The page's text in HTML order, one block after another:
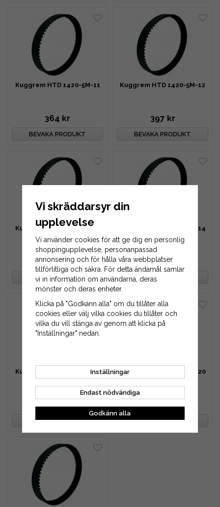
Kuggrem HTD 1420-5M-11
364 kr
BEVAKA PRODUKT
Kuggrem HTD 1420-5M-12
397 kr
BEVAKA PRODUKT
Kuggrem HTD 1420-5M-13
430 kr
BEVAKA PRODUKT
Kuggrem HTD 1420-5M-14
463 kr
BEVAKA PRODUKT
Kuggrem HTD 1420-5M-15
496 kr
BEVAKA PRODUKT
Kuggrem HTD 1420-5M-20
662 kr
BEVAKA PRODUKT
Vi skräddarsyr din
upplevelse
Vi använder cookies för att ge dig en personlig
shoppingupplevelse, personanpassad
annonsering och för hålla våra webbplatser
tillförlitliga och säkra. För detta ändamål samlar
vi in information om användarna, deras
mönster och deras enheter.
Klicka på "Godkänn alla" om du tillåter alla
cookies eller välj vilka cookies du tillåter och
vilka du vill stänga av genom att klicka på
"Inställningar" nedan.
Inställningar
Endast nödvändiga
Godkänn alla